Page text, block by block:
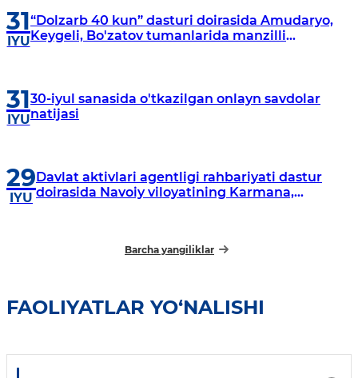
31
IYU
“Dolzarb 40 kun” dasturi doirasida Amudaryo,
Keygeli, Bo'zatov tumanlarida manzilli
31
IYU
30-iyul sanasida o'tkazilgan onlayn savdolar
natijasi
29
IYU
Davlat aktivlari agentligi rahbariyati dastur
doirasida Navoiy viloyatining Karmana,
Barcha yangiliklar
FAOLIYATLAR YO‘NALISHI